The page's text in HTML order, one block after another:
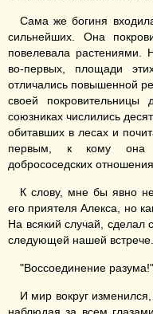
Сама же богиня
сильнейших. Она
повелевала растениями.
во-первых, площади
отличались повышенной
своей
союзниках числились
обитавших в лесах и
первым, к кому она
добрососедских
К слову, мне бы явно
его приятеля Алекса, но
На всякий случай, сделал
следующей нашей встрече.
"Воссоединение разума!"
И мир вокруг изменился,